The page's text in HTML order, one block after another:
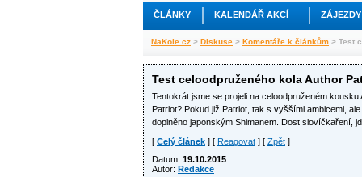
ČLÁNKY KALENDÁŘ AKCÍ ZÁJEZDY
NaKole.cz > Diskuse > Komentáře k článkům > Test
Test celoodpruženého kola Author
Tentokrát jsme se projeli na celoodpruženém
Patriot? Pokud již Patriot, tak s vyššími ambicemi,
doplněno japonským Shimanem. Dost slovíčkaření,
[ Celý článek ] [ Reagovat ] [ Zpět ]
Datum: 19.10.2015
Autor: Redakce